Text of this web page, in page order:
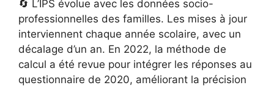
🔄 L’IPS évolue avec les données socio-
professionnelles des familles. Les mises à jour
interviennent chaque année scolaire, avec un
décalage d’un an. En 2022, la méthode de
calcul a été revue pour intégrer les réponses au
questionnaire de 2020, améliorant la précision